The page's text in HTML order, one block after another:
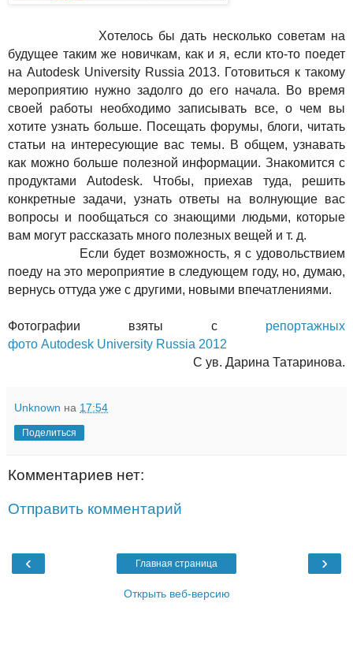
Хотелось бы дать несколько советам на
будущее таким же новичкам, как и я, если кто-то поедет
на Autodesk University Russia 2013. Готовиться к такому
мероприятию нужно задолго до его начала. Во время
своей работы необходимо записывать все, о чем вы
хотите узнать больше. Посещать форумы, блоги, читать
статьи на интересующие вас темы. В общем, узнавать
как можно больше полезной информации. Знакомится с
продуктами Autodesk. Чтобы, приехав туда, решить
конкретные задачи, узнать ответы на волнующие вас
вопросы и пообщаться со знающими людьми, которые
вам могут рассказать много полезных вещей и т. д.
Если будет возможность, я с удовольствием
поеду на это мероприятие в следующем году, но, думаю,
вернусь оттуда уже с другими, новыми впечатлениями.
Фотографии взяты с репортажных
фото Autodesk University Russia 2012
С ув. Дарина Татаринова.
Unknown на 17:54
Поделиться
Комментариев нет:
Отправить комментарий
‹ ›
Главная страница
Открыть веб-версию